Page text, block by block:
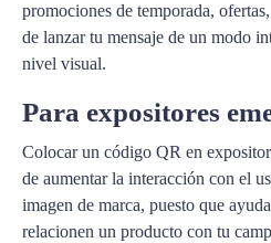
promociones de temporada,
de lanzar tu mensaje de un modo
nivel visual.
Para expositores
Colocar un código QR en
de aumentar la interacción con el
imagen de marca, puesto que
relacionen un producto con tu